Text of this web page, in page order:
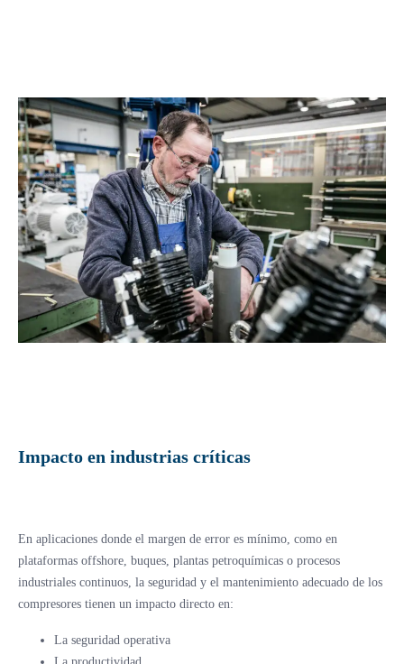
Impacto en industrias críticas
En aplicaciones donde el margen de error es mínimo, como en
plataformas offshore, buques, plantas petroquímicas o procesos
industriales continuos, la seguridad y el mantenimiento adecuado de los
compresores tienen un impacto directo en:
La seguridad operativa